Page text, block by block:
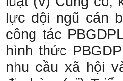
lực đội ngũ cán
công tác
hình thức
nhu cầu xã hội